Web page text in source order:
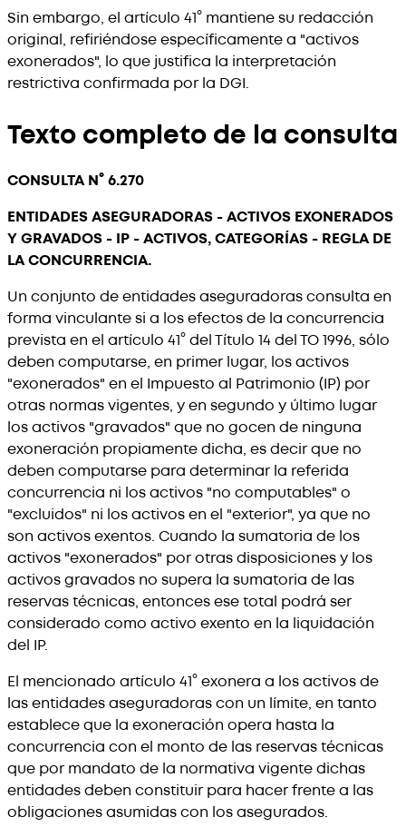
Sin embargo, el artículo 41° mantiene su redacción
original, refiriéndose específicamente a "activos
exonerados", lo que justifica la interpretación
restrictiva confirmada por la DGI.
Texto completo de la consulta
CONSULTA N° 6.270
ENTIDADES ASEGURADORAS - ACTIVOS EXONERADOS
Y GRAVADOS - IP - ACTIVOS, CATEGORÍAS - REGLA DE
LA CONCURRENCIA.
Un conjunto de entidades aseguradoras consulta en
forma vinculante si a los efectos de la concurrencia
prevista en el artículo 41° del Título 14 del TO 1996, sólo
deben computarse, en primer lugar, los activos
"exonerados" en el Impuesto al Patrimonio (IP) por
otras normas vigentes, y en segundo y último lugar
los activos "gravados" que no gocen de ninguna
exoneración propiamente dicha, es decir que no
deben computarse para determinar la referida
concurrencia ni los activos "no computables" o
"excluidos" ni los activos en el "exterior", ya que no
son activos exentos. Cuando la sumatoria de los
activos "exonerados" por otras disposiciones y los
activos gravados no supera la sumatoria de las
reservas técnicas, entonces ese total podrá ser
considerado como activo exento en la liquidación
del IP.
El mencionado artículo 41° exonera a los activos de
las entidades aseguradoras con un límite, en tanto
establece que la exoneración opera hasta la
concurrencia con el monto de las reservas técnicas
que por mandato de la normativa vigente dichas
entidades deben constituir para hacer frente a las
obligaciones asumidas con los asegurados.